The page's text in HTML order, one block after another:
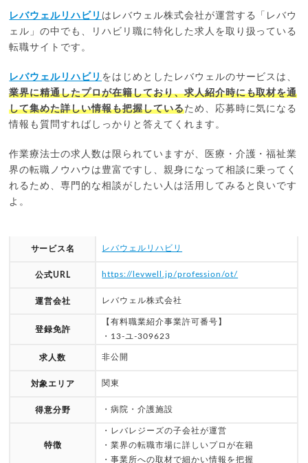
レバウェルリハビリ はレバウェル株式会社が運営する「レバウ
ェル」の中でも、リハビリ職に特化した求人を取り扱っている
転職サイトです。
レバウェルリハビリ をはじめとしたレバウェルのサービスは、
業界に精通したプロが在籍しており、求人紹介時にも取材を通
して集めた詳しい情報も把握しているため、応募時に気になる
情報も質問すればしっかりと答えてくれます。
作業療法士の求人数は限られていますが、医療・介護・福祉業
界の転職ノウハウは豊富ですし、親身になって相談に乗ってく
れるため、専門的な相談がしたい人は活用してみると良いです
よ。
サービス名 レバウェルリハビリ
公式URL https://levwell.jp/profession/ot/
運営会社 レバウェル株式会社
登録免許
【有料職業紹介事業許可番号】
・13-ユ-309623
求人数 非公開
対象エリア 関東
得意分野 ・病院・介護施設
特徴
・レバレジーズの子会社が運営
・業界の転職市場に詳しいプロが在籍
・事業所への取材で細かい情報を把握